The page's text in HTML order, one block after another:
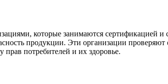
которые занимаются сертификацией
продукции. Эти организации
потребителей и их здоровье.